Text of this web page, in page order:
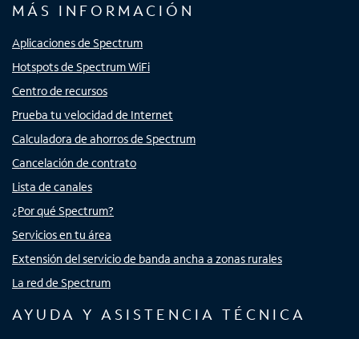
MÁS INFORMACIÓN
Aplicaciones de Spectrum
Hotspots de Spectrum WiFi
Centro de recursos
Prueba tu velocidad de Internet
Calculadora de ahorros de Spectrum
Cancelación de contrato
Lista de canales
¿Por qué Spectrum?
Servicios en tu área
Extensión del servicio de banda ancha a zonas rurales
La red de Spectrum
AYUDA Y ASISTENCIA TÉCNICA